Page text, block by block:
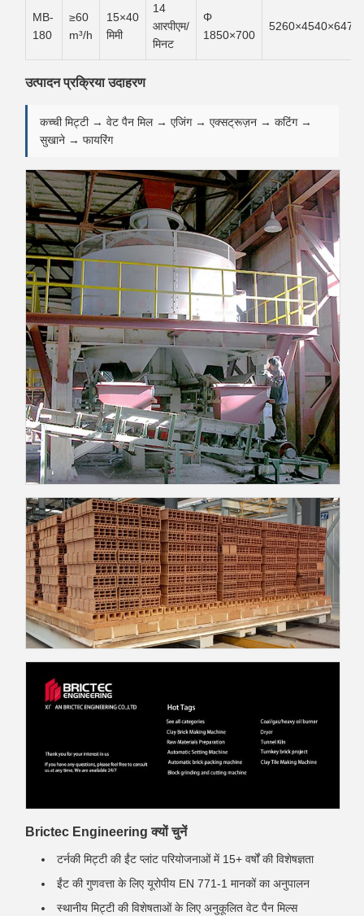
MB-
180
≥60
m³/h
15×40
मिमी
14
आरपीएम/
मिनट
Φ
1850×700
5260×4540×6470
उत्पादन प्रक्रिया उदाहरण
कच्ची मिट्टी → वेट पैन मिल → एजिंग → एक्सट्रूज़न → कटिंग →
सुखाने → फायरिंग
Brictec Engineering क्यों चुनें
टर्नकी मिट्टी की ईंट प्लांट परियोजनाओं में 15+ वर्षों की विशेषज्ञता
ईंट की गुणवत्ता के लिए यूरोपीय EN 771-1 मानकों का अनुपालन
स्थानीय मिट्टी की विशेषताओं के लिए अनुकूलित वेट पैन मिल्स